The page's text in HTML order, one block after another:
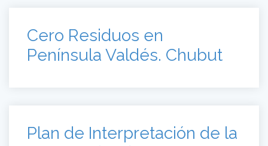
Cero Residuos en
Península Valdés. Chubut
Plan de Interpretación de la